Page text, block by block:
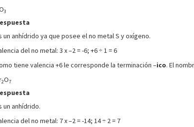
3
un anhídrido ya que posee el no metal S y oxígeno.
del no metal: 3 x –2 = -6; +6 ÷ 1 = 6
tiene valencia +6 le corresponde la terminación –ico. El
2O7
un anhídrido.
del no metal: 7 x –2 = -14; 14 ÷ 2 = 7